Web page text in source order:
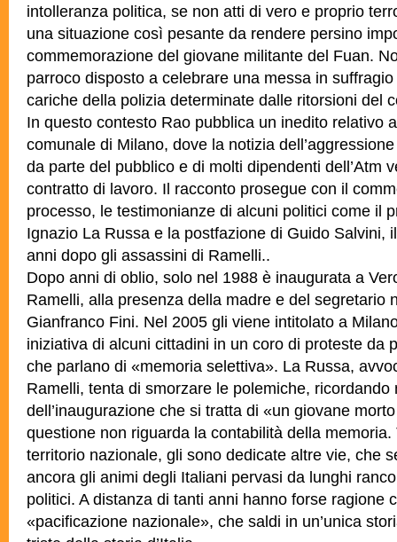
intolleranza politica, se non atti di vero e proprio
una situazione così pesante da rendere persino
commemorazione del giovane militante del Fuan.
parroco disposto a celebrare una messa in
cariche della polizia determinate dalle ritorsioni del
In questo contesto Rao pubblica un inedito relativo
comunale di Milano, dove la notizia
da parte del pubblico e di molti dipendenti dell’Atm
contratto di lavoro. Il racconto prosegue con il
processo, le testimonianze di alcuni politici come il
Ignazio La Russa e la postfazione di Guido Salvini,
anni dopo gli assassini di Ramelli..
Dopo anni di oblio, solo nel 1988 è inaugurata a
Ramelli, alla presenza della madre e del segretario
Gianfranco Fini. Nel 2005 gli viene intitolato a
iniziativa di alcuni cittadini in un coro di proteste da
che parlano di «memoria selettiva». La Russa,
Ramelli, tenta di smorzare le polemiche, ricordando
dell’inaugurazione che si tratta di «un giovane
questione non riguarda la contabilità della
territorio nazionale, gli sono dedicate altre vie, che
ancora gli animi degli Italiani pervasi da lunghi
politici. A distanza di tanti anni hanno forse ragione
«pacificazione nazionale», che saldi in un’unica